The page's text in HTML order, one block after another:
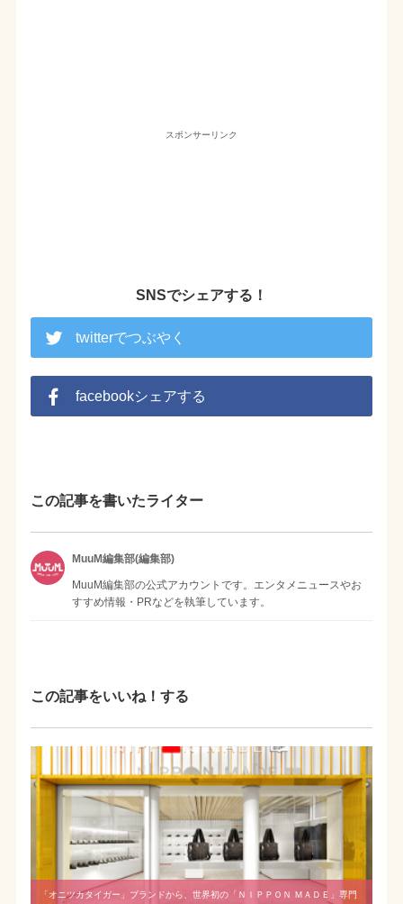
スポンサーリンク
SNSでシェアする！
twitterでつぶやく
facebookシェアする
この記事を書いたライター
MuuM編集部(編集部)
MuuM編集部の公式アカウントです。エンタメニュースやお
すすめ情報・PRなどを執筆しています。
この記事をいいね！する
「オニツカタイガー」ブランドから、世界初の「ＮＩＰＰＯＮ ＭＡＤＥ」専門